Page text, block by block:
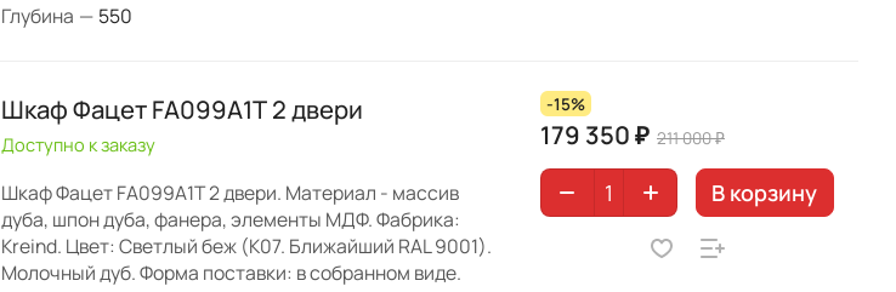
Глубина — 550
Шкаф Фацет FA099А1T 2 двери
Доступно к заказу
Шкаф Фацет FA099А1T 2 двери. Материал - массив
дуба, шпон дуба, фанера, элементы МДФ. Фабрика:
Kreind. Цвет: Светлый беж (K07. Ближайший RAL 9001).
Молочный дуб. Форма поставки: в собранном виде.
-15%
179 350 ₽ 211 000 ₽
В корзину